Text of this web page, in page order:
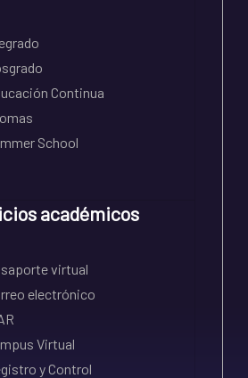
Continua
School
académicos
virtual
electrónico
Virtual
y Control